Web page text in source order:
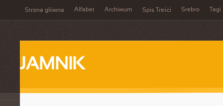
Strona główna Alfabet Archiwum Spis Treści Srebro Tagi
JAMNIK